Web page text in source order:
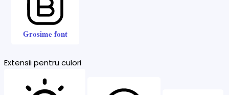
Grosime font
Extensii pentru culori